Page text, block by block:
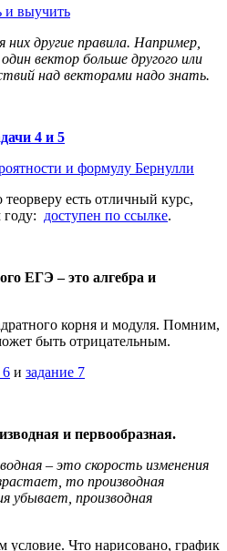
и выучить
другие правила. Например,
вектор больше другого или
над векторами надо знать.
4 и 5
и формулу Бернулли
теорверу есть отличный курс,
доступен по ссылке.
ЕГЭ – это алгебра и
корня и модуля. Помним,
быть отрицательным.
6 и задание 7
и первообразная.
– это скорость изменения
то производная
убывает, производная
условие. Что нарисовано, график